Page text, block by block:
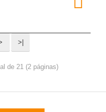
>|
de 21 (2 páginas)